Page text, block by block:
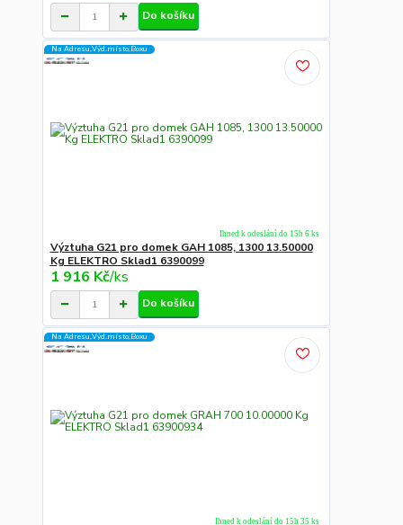
Do košíku
Na Adresu,Výd.místo,Boxu
Výztuha G21 pro domek GAH 1085, 1300 13.50000
Kg ELEKTRO Sklad1 6390099
1 916 Kč/ks
Ihned k odeslání do 15h 6 ks
Do košíku
Na Adresu,Výd.místo,Boxu
Ihned k odeslání do 15h 35 ks